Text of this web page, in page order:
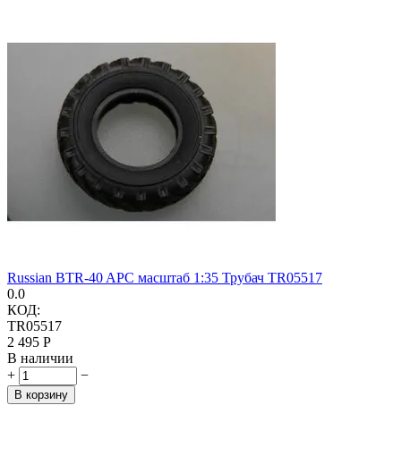
Russian BTR-40 APC масштаб 1:35 Трубач TR05517
0.0
КОД:
TR05517
2 495 Р
В наличии
+
−
В корзину